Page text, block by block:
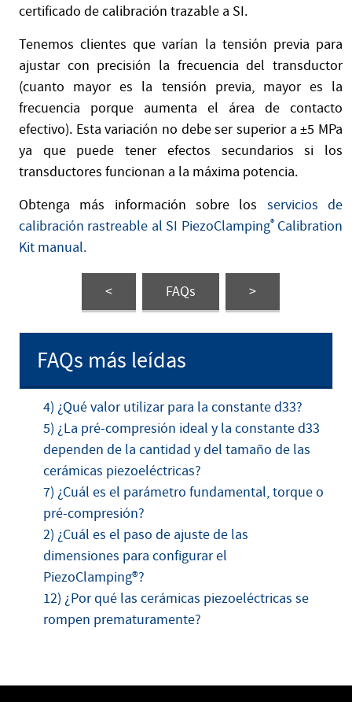
certificado de calibración trazable a SI.
Tenemos clientes que varían la tensión previa para
ajustar con precisión la frecuencia del transductor
(cuanto mayor es la tensión previa, mayor es la
frecuencia porque aumenta el área de contacto
efectivo). Esta variación no debe ser superior a ±5 MPa
ya que puede tener efectos secundarios si los
transductores funcionan a la máxima potencia.
Obtenga más información sobre los servicios de
calibración rastreable al SI PiezoClamping®Calibration
Kit manual.
< FAQs >
FAQs más leídas
4) ¿Qué valor utilizar para la constante d33?
5) ¿La pré-compresión ideal y la constante d33
dependen de la cantidad y del tamaño de las
cerámicas piezoeléctricas?
7) ¿Cuál es el parámetro fundamental, torque o
pré-compresión?
2) ¿Cuál es el paso de ajuste de las
dimensiones para configurar el
PiezoClamping®?
12) ¿Por qué las cerámicas piezoeléctricas se
rompen prematuramente?